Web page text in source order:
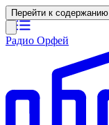
Перейти к содержанию
Радио Орфей